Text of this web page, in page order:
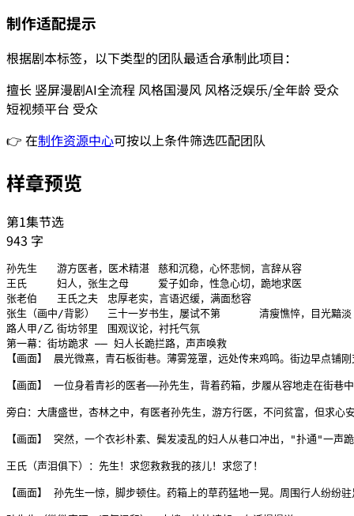
制作适配提示
根据剧本标签，以下类型的团队最适合承制此项目：
擅长 竖屏漫剧AI全流程 风格国漫风 风格泛娱乐/全年龄 受众
短视频平台 受众
👉 在制作资源中心可按以上条件筛选匹配团队
样章预览
第1集节选
943 字
孙先生	游方医者，医术精湛	慈和沉稳，心怀悲悯，言辞从容
王氏	妇人，张生之母	爱子如命，性急心切，跪地求医
张老伯	王氏之夫	忠厚老实，言语迟缓，满面愁容
张生（画中/背影）	三十一岁书生，屡试不第	清瘦憔悴，目光黯淡
路人甲/乙	街坊邻里	围观议论，衬托气氛
第一幕：街坊跪求 —— 妇人长跪拦路，声声唤救
【画面】 晨光微熹，青石板街巷。薄雾笼罩，远处传来鸡鸣。街边早点铺
【画面】 一位身着青衫的医者——孙先生，背着药箱，步履从容地走在街巷
旁白：大唐盛世，杏林之中，有医者孙先生，游方行医，不问贫富，但求
【画面】 突然，一个衣衫朴素、鬓发凌乱的妇人从巷口冲出，"扑通"一声
王氏（声泪俱下）：先生！求您救救我的孩儿！求您了！
【画面】 孙先生一惊，脚步顿住。药箱上的草药猛地一晃。周围行人纷纷